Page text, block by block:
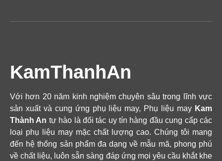
KamThanhAn
Với hơn 20 năm kinh nghiệm chuyên sâu trong lĩnh vực
sản xuất và cung ứng phụ liệu may, Phụ liệu may Kam
Thành An tự hào là đối tác uy tín hàng đầu cung cấp các
loại phụ liệu may mặc chất lượng cao. Chúng tôi mang
đến hệ thống sản phẩm đa dạng về mẫu mã, phong phú
về chất liệu, luôn sẵn sàng đáp ứng mọi yêu cầu khắt khe